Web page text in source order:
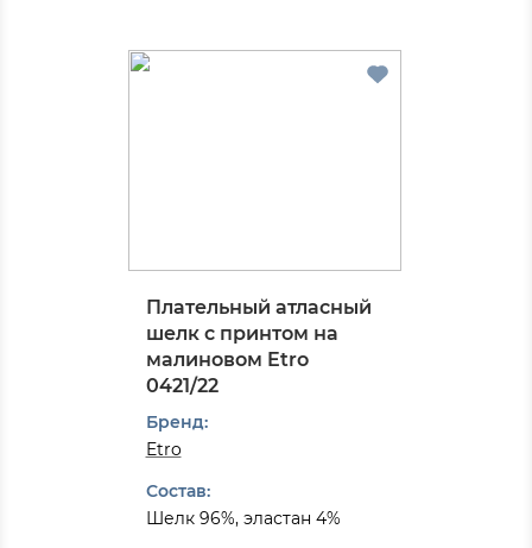
Плательный атласный
шелк с принтом на
малиновом Etro
0421/22
Бренд:
Etro
Состав:
Шелк 96%, эластан 4%